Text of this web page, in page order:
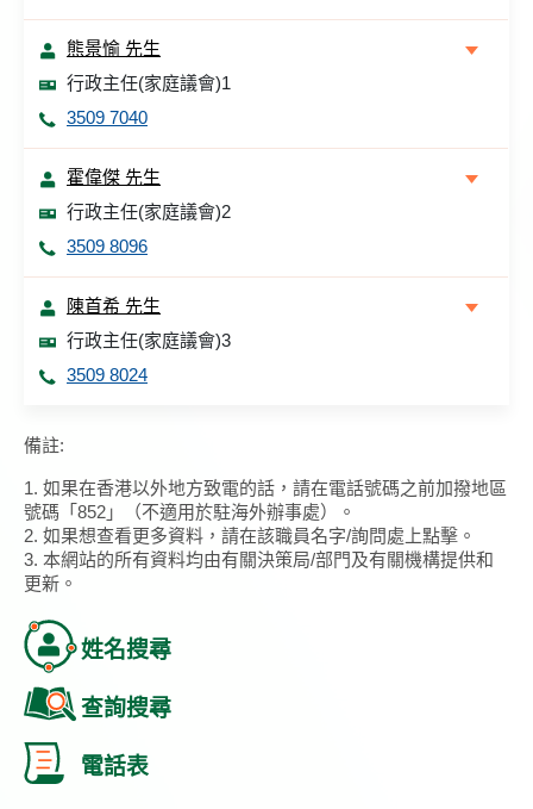
熊景愉 先生
行政主任(家庭議會)1
3509 7040
霍偉傑 先生
行政主任(家庭議會)2
3509 8096
陳首希 先生
行政主任(家庭議會)3
3509 8024
備註:
1. 如果在香港以外地方致電的話，請在電話號碼之前加撥地區
號碼「852」（不適用於駐海外辦事處）。
2. 如果想查看更多資料，請在該職員名字/詢問處上點擊。
3. 本網站的所有資料均由有關決策局/部門及有關機構提供和
更新。
姓名搜尋
查詢搜尋
電話表